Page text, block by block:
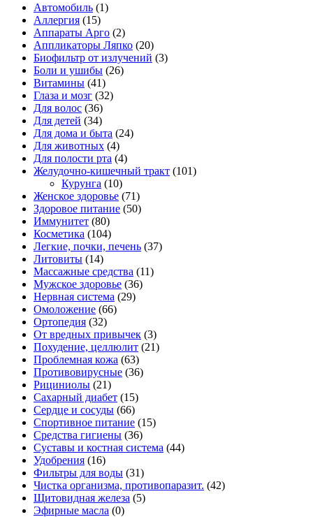
Автомобиль (1)
Аллергия (15)
Аппараты Арго (2)
Аппликаторы Ляпко (20)
Биофильтр от излучений (3)
Боли и ушибы (26)
Витамины (41)
Глаза и мозг (32)
Для волос (36)
Для детей (34)
Для дома и быта (24)
Для животных (4)
Для полости рта (4)
Желудочно-кишечный тракт (101)
Курунга (10)
Женское здоровье (71)
Здоровое питание (50)
Иммунитет (80)
Косметика (104)
Легкие, почки, печень (37)
Литовиты (14)
Массажные средства (11)
Мужское здоровье (36)
Нервная система (29)
Омоложение (66)
Ортопедия (32)
От вредных привычек (3)
Похудение, целлюлит (21)
Проблемная кожа (63)
Противовирусные (36)
Рициниолы (21)
Сахарный диабет (15)
Сердце и сосуды (66)
Спортивное питание (15)
Средства гигиены (36)
Суставы и костная система (44)
Удобрения (16)
Фильтры для воды (31)
Чистка организма, противопаразит. (42)
Щитовидная железа (5)
Эфирные масла (0)